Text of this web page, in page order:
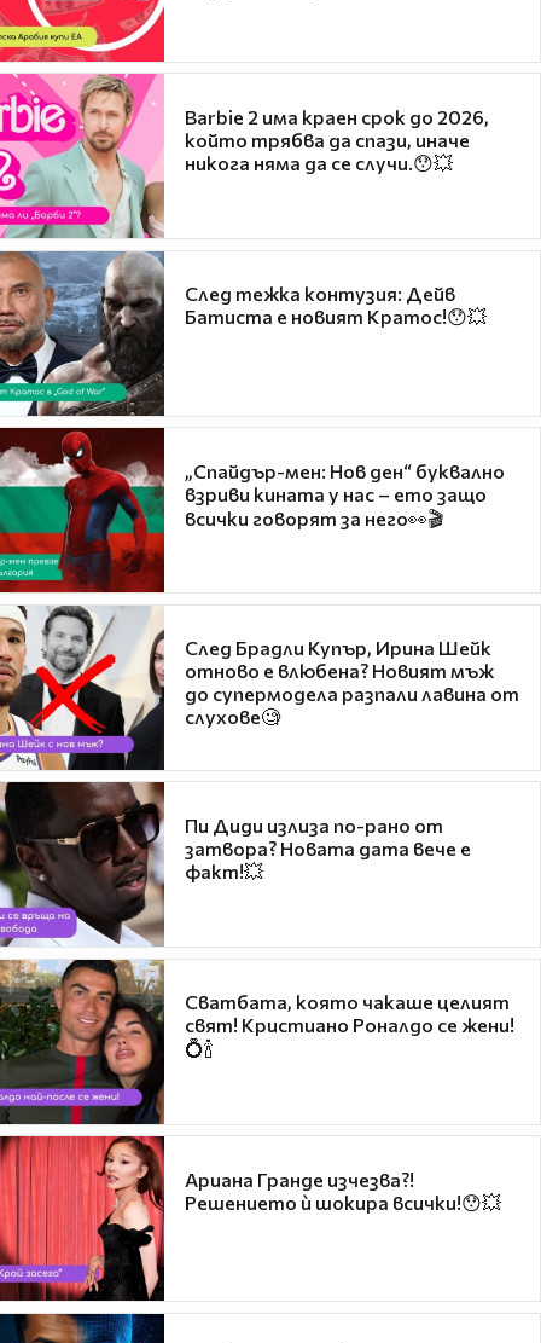
Barbie 2 има краен срок до 2026,
който трябва да спази, иначе
никога няма да се случи.😯💥
След тежка контузия: Дейв
Батиста е новият Кратос!😯💥
„Спайдър-мен: Нов ден“ буквално
взриви кината у нас – ето защо
всички говорят за него👀🎬
След Брадли Купър, Ирина Шейк
отново е влюбена? Новият мъж
до супермодела разпали лавина от
слухове🧐
Пи Диди излиза по-рано от
затвора? Новата дата вече е
факт!💥
Сватбата, която чакаше целият
свят! Кристиано Роналдо се жени!
💍🍾
Ариана Гранде изчезва?!
Решението ѝ шокира всички!😯💥